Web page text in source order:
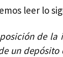
leer lo
de
un